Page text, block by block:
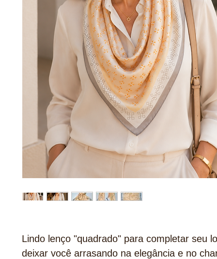
Lindo lenço "quadrado" para completar seu
deixar você arrasando na elegância e no